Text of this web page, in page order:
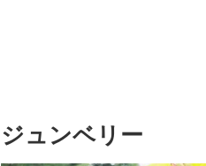
ジュンベリー